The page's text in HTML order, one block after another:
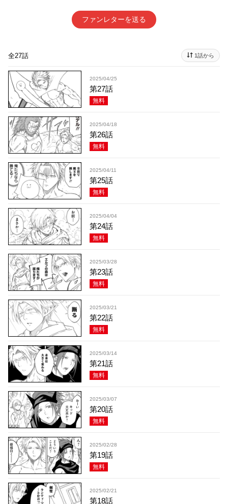
ファンレターを送る
全27話 1話から
2025/04/25
第27話
無料
2025/04/18
第26話
無料
2025/04/11
第25話
無料
2025/04/04
第24話
無料
2025/03/28
第23話
無料
2025/03/21
第22話
無料
2025/03/14
第21話
無料
2025/03/07
第20話
無料
2025/02/28
第19話
無料
2025/02/21
第18話